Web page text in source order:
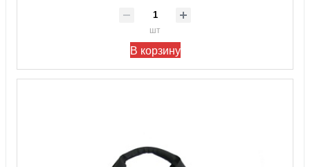
шт
В корзину